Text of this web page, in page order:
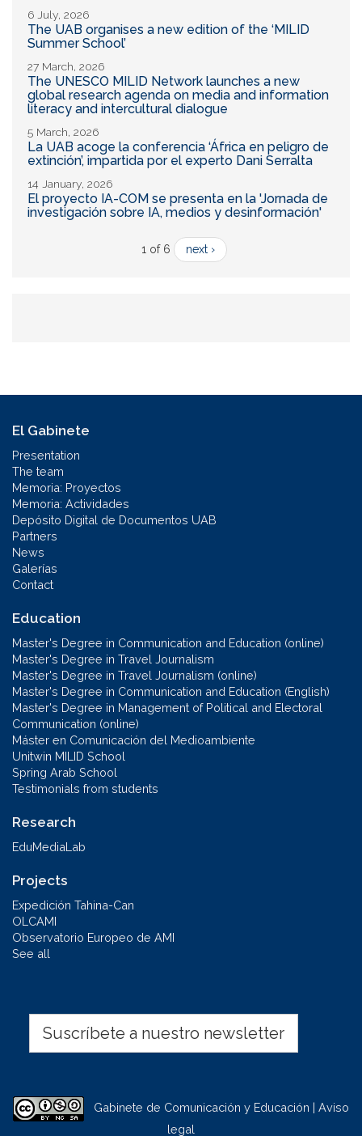
6 July, 2026
The UAB organises a new edition of the ‘MILID
Summer School’
27 March, 2026
The UNESCO MILID Network launches a new
global research agenda on media and information
literacy and intercultural dialogue
5 March, 2026
La UAB acoge la conferencia ‘África en peligro de
extinción’, impartida por el experto Dani Serralta
14 January, 2026
El proyecto IA-COM se presenta en la 'Jornada de
investigación sobre IA, medios y desinformación'
1 of 6 next ›
El Gabinete
Presentation
The team
Memoria: Proyectos
Memoria: Actividades
Depósito Digital de Documentos UAB
Partners
News
Galerías
Contact
Education
Master's Degree in Communication and Education (online)
Master's Degree in Travel Journalism
Master's Degree in Travel Journalism (online)
Master's Degree in Communication and Education (English)
Master's Degree in Management of Political and Electoral
Communication (online)
Máster en Comunicación del Medioambiente
Unitwin MILID School
Spring Arab School
Testimonials from students
Research
EduMediaLab
Projects
Expedición Tahina-Can
OLCAMI
Observatorio Europeo de AMI
See all
Suscríbete a nuestro newsletter
Gabinete de Comunicación y Educación | Aviso
legal